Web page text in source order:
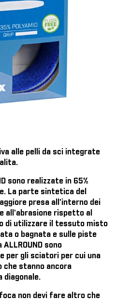
alle pelli da sci integrate
sono realizzate in 65%
La parte sintetica del
presa all'interno dei
all'abrasione rispetto al
di utilizzare il tessuto misto
o bagnata e sulle piste
sono
per gli sciatori per cui una
che stanno ancora
diagonale.
non devi fare altro che